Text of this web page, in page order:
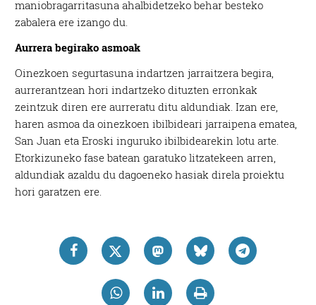
maniobragarritasuna ahalbidetzeko behar besteko
zabalera ere izango du.
Aurrera begirako asmoak
Oinezkoen segurtasuna indartzen jarraitzera begira,
aurrerantzean hori indartzeko dituzten erronkak
zeintzuk diren ere aurreratu ditu aldundiak. Izan ere,
haren asmoa da oinezkoen ibilbideari jarraipena ematea,
San Juan eta Eroski inguruko ibilbidearekin lotu arte.
Etorkizuneko fase batean garatuko litzatekeen arren,
aldundiak azaldu du dagoeneko hasiak direla proiektu
hori garatzen ere.